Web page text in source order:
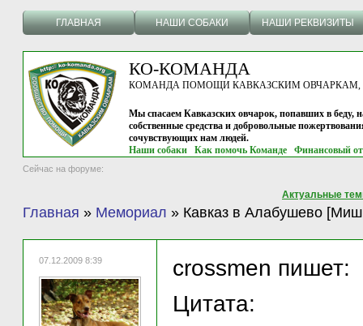
ГЛАВНАЯ НАШИ СОБАКИ НАШИ РЕКВИЗИТЫ
КО-КОМАНДА
КОМАНДА ПОМОЩИ КАВКАЗСКИМ ОВЧАРКАМ, г.
Мы спасаем Кавказских овчарок, попавших в беду,
собственные средства и добровольные
сочувствующих нам людей.
Наши собаки
Как помочь Команде Финансовый
Сейчас на форуме:
Актуальные
Главная » Мемориал » Кавказ в Алабушево
07.12.2009 8:39
crossmen пишет:
Цитата: